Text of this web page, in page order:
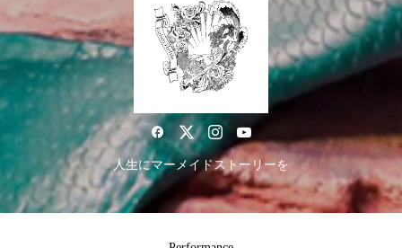
人生にマーメイドストーリーを